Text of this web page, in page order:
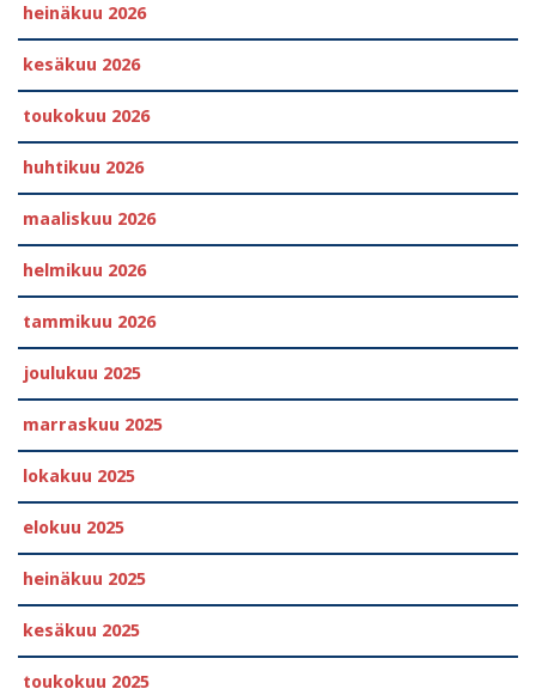
heinäkuu 2026
kesäkuu 2026
toukokuu 2026
huhtikuu 2026
maaliskuu 2026
helmikuu 2026
tammikuu 2026
joulukuu 2025
marraskuu 2025
lokakuu 2025
elokuu 2025
heinäkuu 2025
kesäkuu 2025
toukokuu 2025